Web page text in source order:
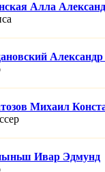
Алла
Михаил
Ивар Эдмунд